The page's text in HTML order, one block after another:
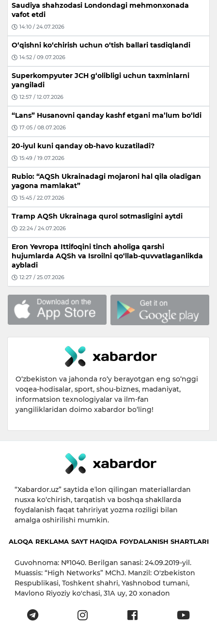
Saudiya shahzodasi Londondagi mehmonxonada
vafot etdi
14:10 / 24.07.2026
O‘qishni ko‘chirish uchun o‘tish ballari tasdiqlandi
14:52 / 09.07.2026
Superkompyuter JCH g‘olibligi uchun taxminlarni
yangiladi
12:57 / 12.07.2026
“Lans” Husanovni qanday kashf etgani ma’lum bo‘ldi
17:05 / 08.07.2026
20-iyul kuni qanday ob-havo kuzatiladi?
15:49 / 19.07.2026
Rubio: “AQSh Ukrainadagi mojaroni hal qila oladigan
yagona mamlakat”
15:45 / 22.07.2026
Tramp AQSh Ukrainaga qurol sotmasligini aytdi
22:24 / 24.07.2026
Eron Yevropa Ittifoqini tinch aholiga qarshi
hujumlarda AQSh va Isroilni qo‘llab-quvvatlaganlikda
aybladi
12:27 / 25.07.2026
O‘zbekiston va jahonda ro‘y berayotgan eng so‘nggi
voqea-hodisalar, sport, shou-biznes, madaniyat,
informatsion texnologiyalar va ilm-fan
yangiliklaridan doimo xabardor bo‘ling!
“Xabardor.uz” saytida eʼlon qilingan materiallardan
nusxa ko‘chirish, tarqatish va boshqa shakllarda
foydalanish faqat tahririyat yozma roziligi bilan
amalga oshirilishi mumkin.
ALOQA REKLAMA SAYT HAQIDA FOYDALANISH SHARTLARI
Guvohnoma: №1040. Berilgan sanasi: 24.09.2019-yil.
Muassis: “High Networks” MChJ. Manzil: O'zbekiston
Respublikasi, Toshkent shahri, Yashnobod tumani,
Mavlono Riyoziy ko'chasi, 31А uy, 20 xonadon